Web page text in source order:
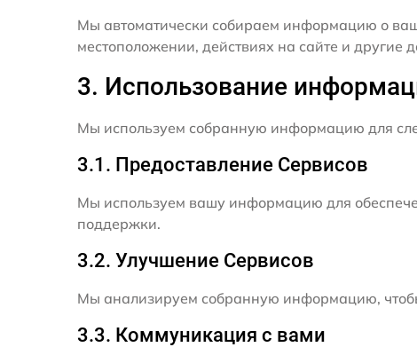
Мы автоматически собираем информацию о
местоположении, действиях на сайте и другие
3. Использование
Мы используем собранную информацию для
3.1. Предоставление Сервисов
Мы используем вашу информацию для
поддержки.
3.2. Улучшение Сервисов
Мы анализируем собранную информацию,
3.3. Коммуникация с вами